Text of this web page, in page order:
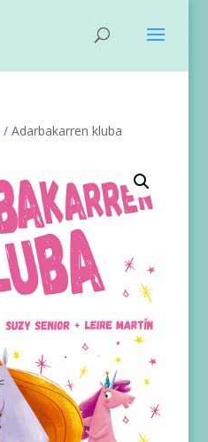
/ Adarbakarren kluba